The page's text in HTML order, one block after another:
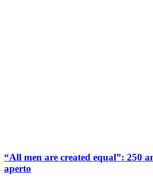
“All men are created equal”: 250
aperto